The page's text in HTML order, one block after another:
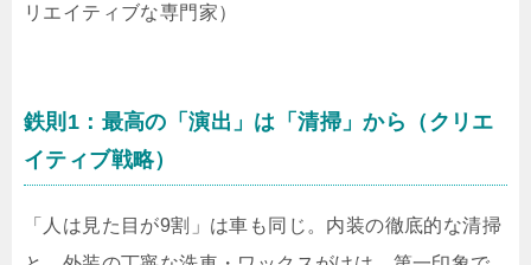
リエイティブな専門家）
鉄則1：最高の「演出」は「清掃」から（クリエ
イティブ戦略）
「人は見た目が9割」は車も同じ。内装の徹底的な清掃